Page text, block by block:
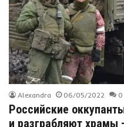
Alexandra 06/05/2022 0
Российские
и разграбляют храмы